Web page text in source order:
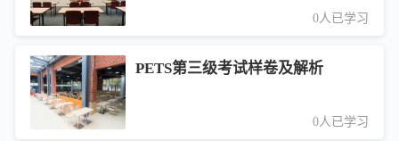
0人已学习
PETS第三级考试样卷及解析
0人已学习